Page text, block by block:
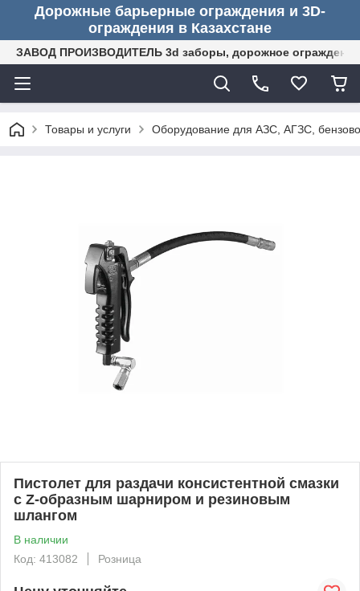
Дорожные барьерные ограждения и 3D-
ограждения в Казахстане
ЗАВОД ПРОИЗВОДИТЕЛЬ 3d заборы, дорожное ограждение
Товары и услуги Оборудование для АЗС, АГЗС,
Пистолет для раздачи консистентной смазки
с Z-образным шарниром и резиновым
шлангом
В наличии
Код: 413082
Розница